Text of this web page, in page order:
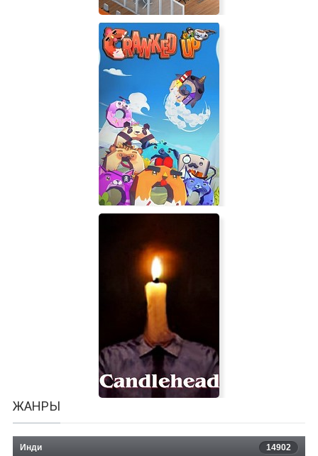
Startup Company
Cranked Up
ЖАНРЫ
Инди 14902